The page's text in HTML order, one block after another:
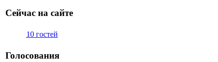
Сейчас на сайте
10 гостей
Голосования